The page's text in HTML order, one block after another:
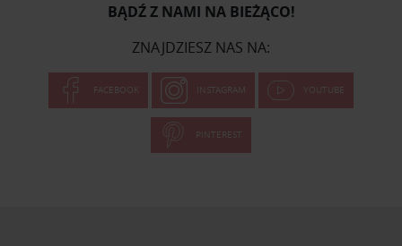
BĄDŹ Z NAMI NA BIEŻĄCO!
ZNAJDZIESZ NAS NA:
FACEBOOK INSTAGRAM YOUTUBE
PINTEREST